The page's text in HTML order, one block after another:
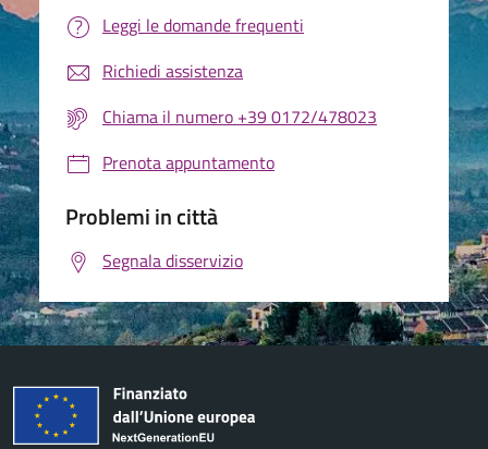
Leggi le domande frequenti
Richiedi assistenza
Chiama il numero +39 0172/478023
Prenota appuntamento
Problemi in città
Segnala disservizio